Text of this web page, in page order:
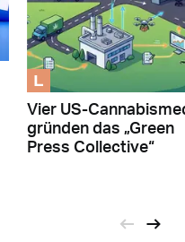
L
Vier US-
gründen das „Green
Press Collective“